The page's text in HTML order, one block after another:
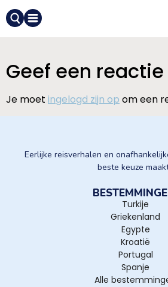
Geef een reactie
Je moet ingelogd zijn op om een
Eerlijke reisverhalen en
beste keuze
Turkije
Griekenland
Egypte
Kroatië
Portugal
Spanje
Alle